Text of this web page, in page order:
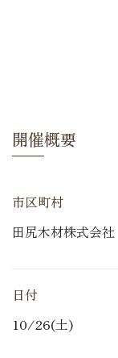
開催概要
市区町村
田尻木材株式会
日付
10/26(土)